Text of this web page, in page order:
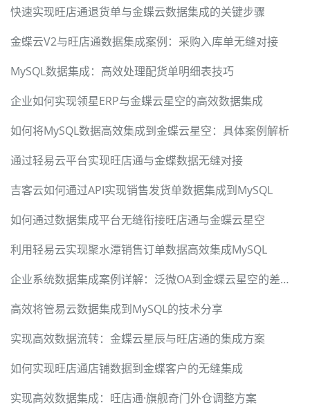
快速实现旺店通退货单与金蝶云数据集成的关键步骤
金蝶云V2与旺店通数据集成案例：采购入库单无缝对接
MySQL数据集成：高效处理配货单明细表技巧
企业如何实现领星ERP与金蝶云星空的高效数据集成
如何将MySQL数据高效集成到金蝶云星空：具体案例解析
通过轻易云平台实现旺店通与金蝶数据无缝对接
吉客云如何通过API实现销售发货单数据集成到MySQL
如何通过数据集成平台无缝衔接旺店通与金蝶云星空
利用轻易云实现聚水潭销售订单数据高效集成MySQL
企业系统数据集成案例详解：泛微OA到金蝶云星空的差旅费报销
高效将管易云数据集成到MySQL的技术分享
实现高效数据流转：金蝶云星辰与旺店通的集成方案
如何实现旺店通店铺数据到金蝶客户的无缝集成
实现高效数据集成：旺店通·旗舰奇门外仓调整方案